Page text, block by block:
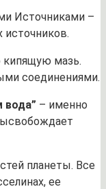
Источниками –
кипящую мазь.
соединениями.
– именно
планеты. Все
ее